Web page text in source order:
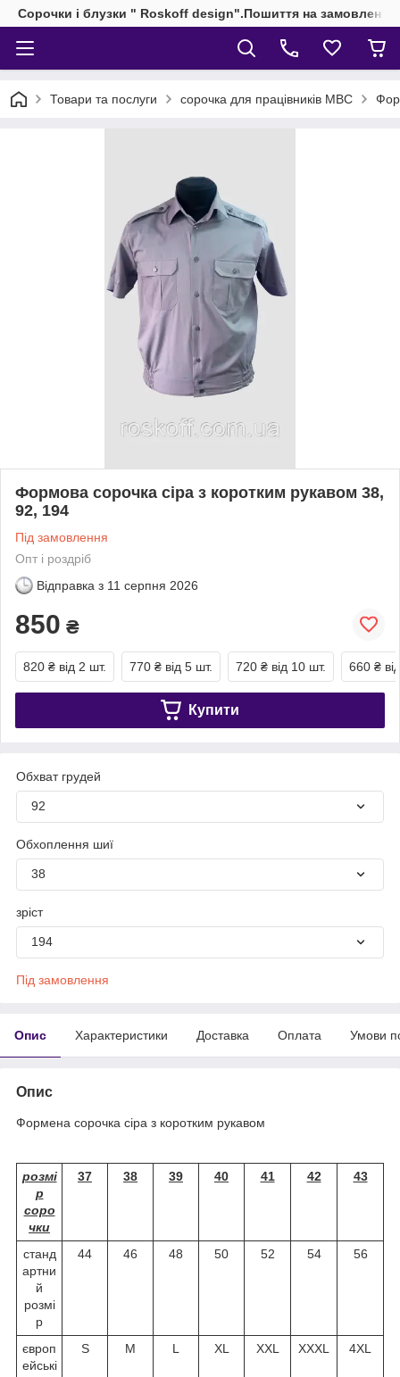
Сорочки і блузки " Roskoff design".Пошиття на замовлення
Товари та послуги сорочка для працівників МВС
Формова сорочка сіра з коротким рукавом 38,
92, 194
Під замовлення
Опт і роздріб
Відправка з 11 серпня 2026
850 ₴
820 ₴ від 2 шт. 770 ₴ від 5 шт. 720 ₴ від 10 шт. 660 ₴
Купити
Обхват грудей
92
Обхоплення шиї
38
зріст
194
Під замовлення
Опис Характеристики Доставка Оплата Умови
Опис
Формена сорочка сіра з коротким рукавом
розмі
р
соро
чки
37 38 39 40 41 42 43
станд
артни
й
розмі
р
44 46 48 50 52 54 56
європ
ейські
S M L XL XXL XXXL 4XL